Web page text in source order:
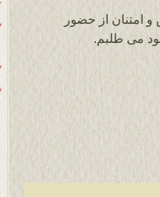
امتنان از حضور
می طلبم.